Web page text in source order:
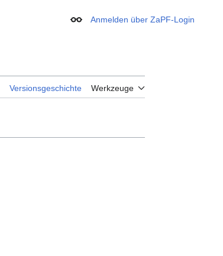
Erscheinungsbild
Anmelden über ZaPF-Login
Versionsgeschichte Werkzeuge